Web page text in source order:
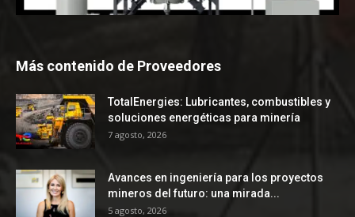
Más contenido de Proveedores
TotalEnergies: Lubricantes, combustibles y
soluciones energéticas para minería
7 agosto, 2026
Avances en ingeniería para los proyectos
mineros del futuro: una mirada...
5 agosto, 2026